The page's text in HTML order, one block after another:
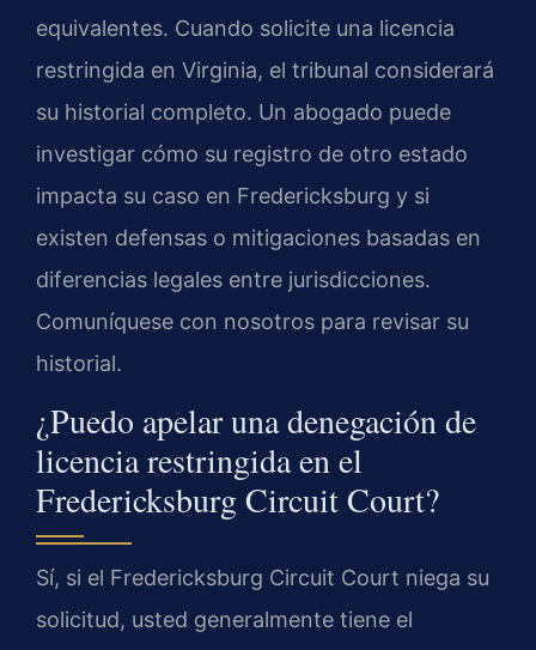
equivalentes. Cuando solicite una licencia
restringida en Virginia, el tribunal considerará
su historial completo. Un abogado puede
investigar cómo su registro de otro estado
impacta su caso en Fredericksburg y si
existen defensas o mitigaciones basadas en
diferencias legales entre jurisdicciones.
Comuníquese con nosotros para revisar su
historial.
¿Puedo apelar una denegación de
licencia restringida en el
Fredericksburg Circuit Court?
Sí, si el Fredericksburg Circuit Court niega su
solicitud, usted generalmente tiene el